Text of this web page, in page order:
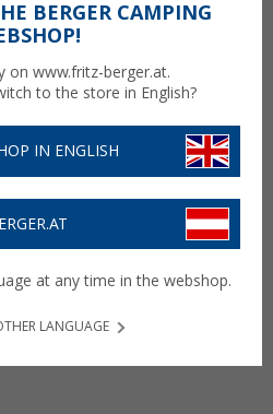
BERGER CAMPING
on www.fritz-berger.at.
to the store in English?
IN ENGLISH
at any time in the webshop.
LANGUAGE